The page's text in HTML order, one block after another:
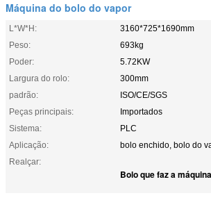
Máquina do bolo do vapor
L*W*H:
3160*725*1690mm
Peso:
693kg
Poder:
5.72KW
Largura do rolo:
300mm
padrão:
ISO/CE/SGS
Peças principais:
Importados
Sistema:
PLC
Aplicação:
bolo enchido, bolo do
Realçar:
Bolo que faz a máquina